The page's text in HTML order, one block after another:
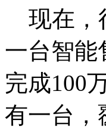
现在，
一台智能
完成100
有一台，